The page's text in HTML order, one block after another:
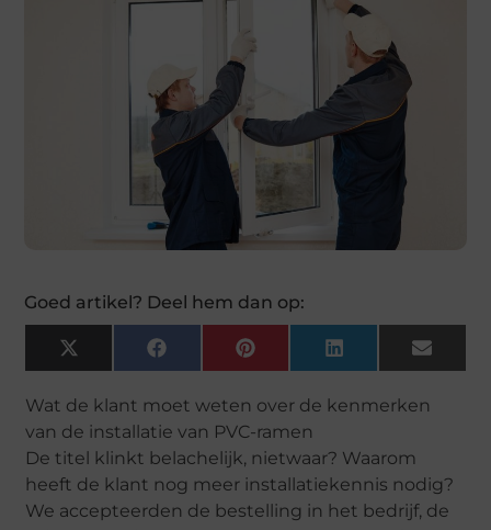
Goed artikel? Deel hem dan op:
X
(Twitter)
FacebookPinterest LinkedIn Email
Wat de klant moet weten over de kenmerken
van de installatie van PVC-ramen
De titel klinkt belachelijk, nietwaar? Waarom
heeft de klant nog meer installatiekennis nodig?
We accepteerden de bestelling in het bedrijf, de